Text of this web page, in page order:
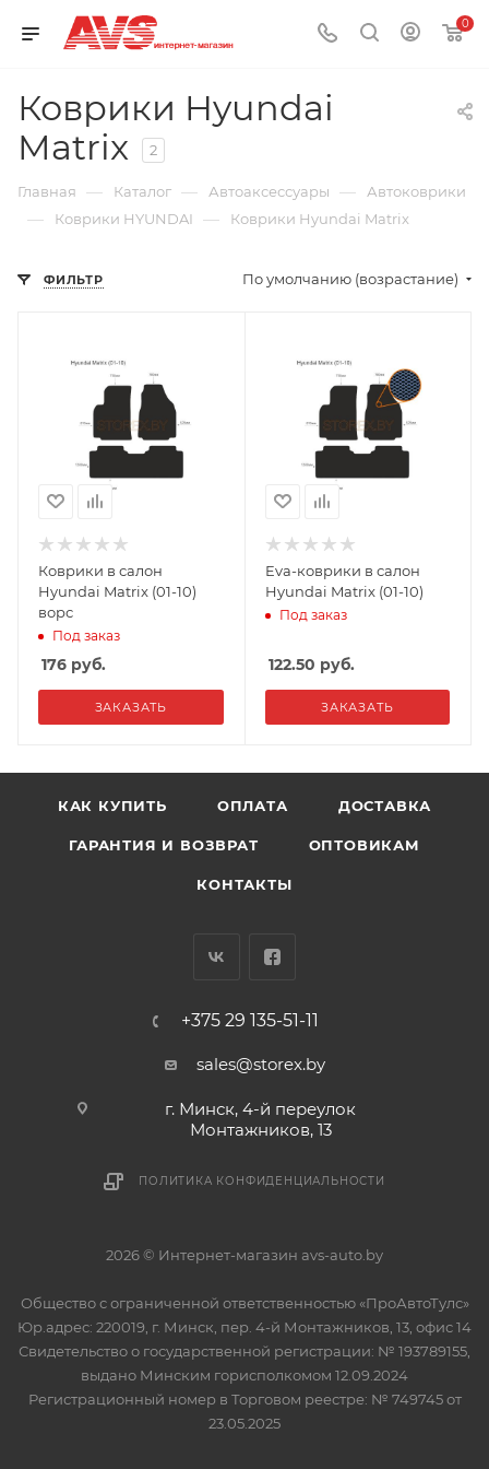
0
Коврики Hyundai
Matrix
2
Главная — Каталог — Автоаксессуары — Автоковрики
— Коврики HYUNDAI — Коврики Hyundai Matrix
ФИЛЬТР По умолчанию (возрастание)
Коврики в салон
Hyundai Matrix (01-10)
ворс
Под заказ
176 руб.
ЗАКАЗАТЬ
Eva-коврики в салон
Hyundai Matrix (01-10)
Под заказ
122.50 руб.
ЗАКАЗАТЬ
КАК КУПИТЬ ОПЛАТА ДОСТАВКА
ГАРАНТИЯ И ВОЗВРАТ ОПТОВИКАМ
КОНТАКТЫ
+375 29 135-51-11
sales@storex.by
г. Минск, 4-й переулок
Монтажников, 13
ПОЛИТИКА КОНФИДЕНЦИАЛЬНОСТИ
2026 © Интернет-магазин avs-auto.by
Общество с ограниченной ответственностью «ПроАвтоТулс»
Юр.адрес: 220019, г. Минск, пер. 4-й Монтажников, 13, офис 14
Свидетельство о государственной регистрации: № 193789155,
выдано Минским горисполкомом 12.09.2024
Регистрационный номер в Торговом реестре: № 749745 от
23.05.2025